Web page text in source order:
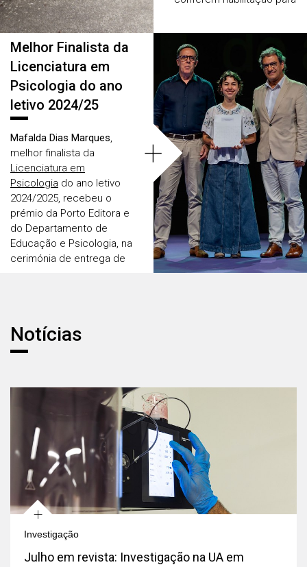
todos os que pretendam
candidatar-se aos
Mestrados em Ensino, de
acordo com o Decreto-
Lei n.º 9-A de 14 de
fevereiro de 2025.
Melhor Finalista da
Licenciatura em
Psicologia do ano
letivo 2024/25
Mafalda Dias Marques,
melhor finalista da
Licenciatura em
Psicologia do ano letivo
2024/2025, recebeu o
prémio da Porto Editora e
do Departamento de
Educação e Psicologia, na
cerimónia de entrega de
+
Notícias
Notícias
+
Investigação
Julho em revista: Investigação na UA em